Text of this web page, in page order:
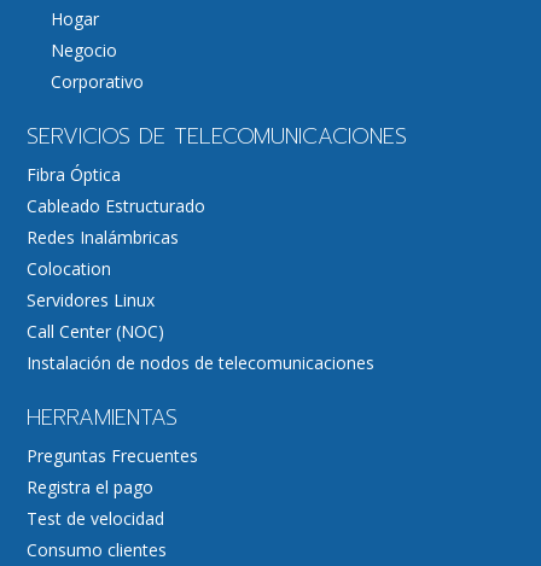
Hogar
Negocio
Corporativo
SERVICIOS DE TELECOMUNICACIONES
Fibra Óptica
Cableado Estructurado
Redes Inalámbricas
Colocation
Servidores Linux
Call Center (NOC)
Instalación de nodos de telecomunicaciones
HERRAMIENTAS
Preguntas Frecuentes
Registra el pago
Test de velocidad
Consumo clientes